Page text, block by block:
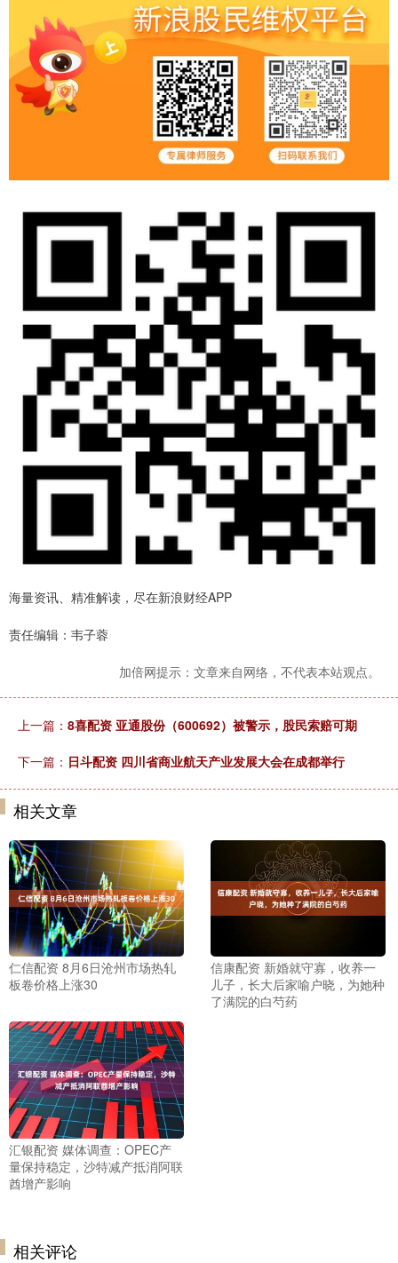
海量资讯、精准解读，尽在新浪财经APP
责任编辑：韦子蓉
加倍网提示：文章来自网络，不代表本站观点。
上一篇： 8喜配资 亚通股份（600692）被警示，股民索赔可期
下一篇： 日斗配资 四川省商业航天产业发展大会在成都举行
相关文章
仁信配资 8月6日沧州市场热轧
板卷价格上涨30
信康配资 新婚就守寡，收养一
儿子，长大后家喻户晓，为她种
了满院的白芍药
汇银配资 媒体调查：OPEC产
量保持稳定，沙特减产抵消阿联
酋增产影响
相关评论